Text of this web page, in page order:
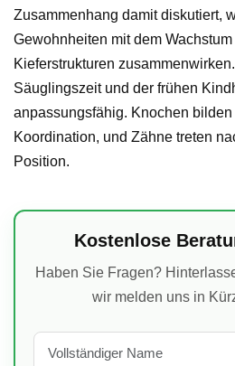
Zusammenhang damit diskutiert,
Gewohnheiten mit dem
Kieferstrukturen
Säuglingszeit und der frühen
anpassungsfähig. Knochen
Koordination, und Zähne treten
Position.
Kostenlose
Haben Sie Fragen?
wir melden uns in